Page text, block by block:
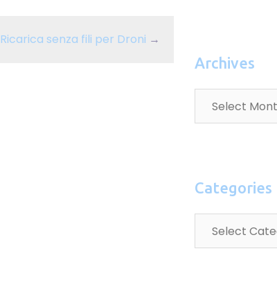
Ricarica senza fili per Droni →
Archives
Categories